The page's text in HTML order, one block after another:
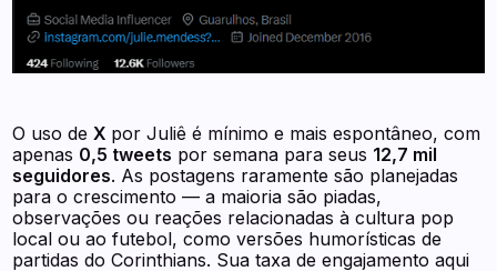
O uso deX por Juliê é mínimo e mais espontâneo, com
apenas 0,5 tweets por semana para seus 12,7 mil
seguidores. As postagens raramente são planejadas
para o crescimento — a maioria são piadas,
observações ou reações relacionadas à cultura pop
local ou ao futebol, como versões humorísticas de
partidas do Corinthians. Sua taxa de engajamento aqui